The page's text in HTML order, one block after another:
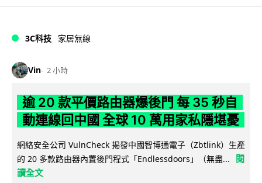
3C科技 家居無線
Vin 2 小時
逾 20 款平價路由器爆後門 每 35 秒自
動連線回中國 全球 10 萬用家私隱堪憂
網絡安全公司 VulnCheck 揭發中國智博通電子（Zbtlink）生產
的 20 多款路由器內置後門程式「Endlessdoors」（無盡...
閱
讀全文